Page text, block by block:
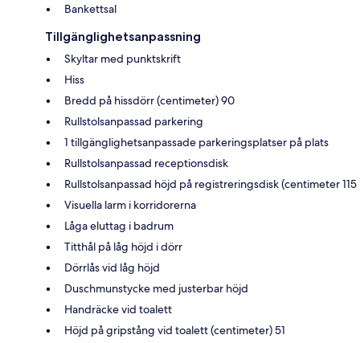
Bankettsal
Tillgänglighetsanpassning
Skyltar med punktskrift
Hiss
Bredd på hissdörr (centimeter) 90
Rullstolsanpassad parkering
1 tillgänglighetsanpassade parkeringsplatser på plats
Rullstolsanpassad receptionsdisk
Rullstolsanpassad höjd på registreringsdisk (centimeter 115
Visuella larm i korridorerna
Låga eluttag i badrum
Titthål på låg höjd i dörr
Dörrlås vid låg höjd
Duschmunstycke med justerbar höjd
Handräcke vid toalett
Höjd på gripstång vid toalett (centimeter) 51